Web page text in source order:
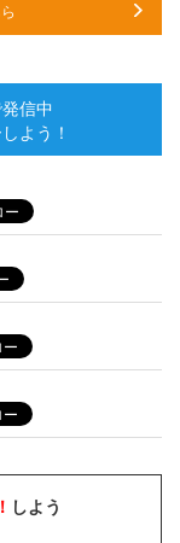
信中
よう！
しよう